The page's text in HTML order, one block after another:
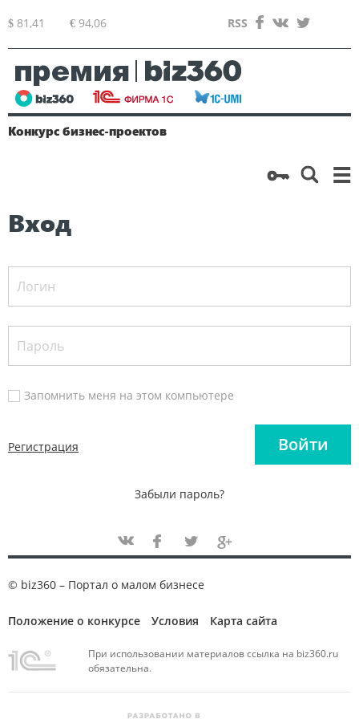
$ 81,41 € 94,06 RSS
Конкурс бизнес-проектов
Вход
Запомнить меня на этом компьютере
Регистрация Войти
Забыли пароль?
© biz360 – Портал о малом бизнесе
Положение о конкурсе Условия Карта сайта
При использовании материалов ссылка на biz360.ru
обязательна.